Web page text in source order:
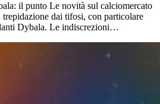
il punto Le novità sul calciomercato
trepidazione dai tifosi, con particolare
Dybala. Le indiscrezioni…